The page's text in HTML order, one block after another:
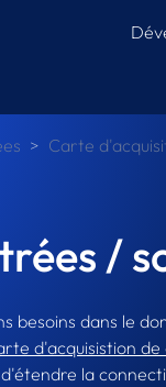
Carte
/
besoins dans le
d'acquisistion
la